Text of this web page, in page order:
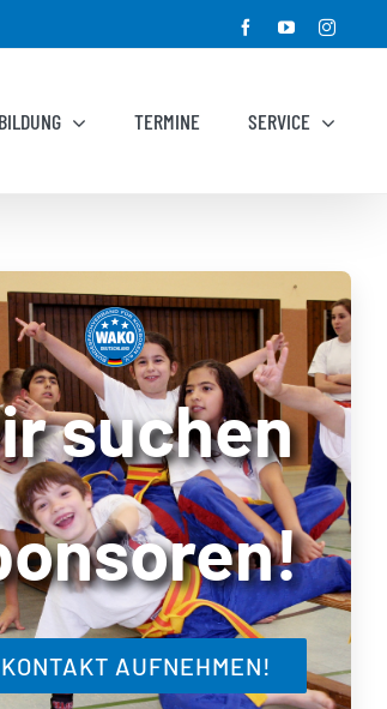
FacebookYouTube
TERMINE SERVICE
suchen
KONTAKT AUFNEHMEN!